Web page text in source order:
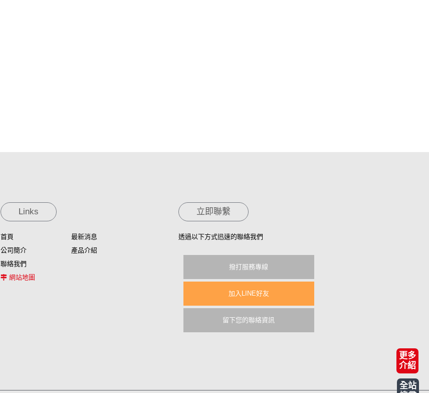
全站
更多
介紹
Links
首頁
最新消息
公司簡介
產品介紹
聯絡我們
網站地圖
立即聯繫
透過以下方式迅速的聯絡我們
撥打服務專線
加入LINE好友
留下您的聯絡資訊